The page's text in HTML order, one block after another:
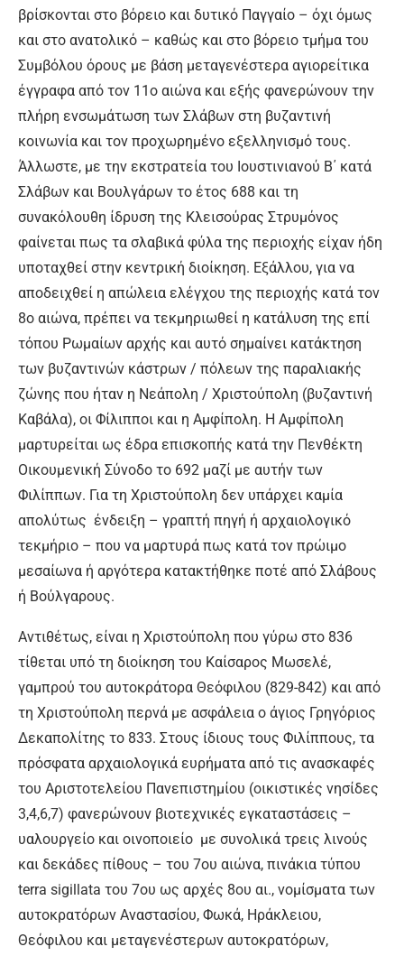
βρίσκονται στο βόρειο και δυτικό Παγγαίο – όχι όμως
και στο ανατολικό – καθώς και στο βόρειο τμήμα του
Συμβόλου όρους με βάση μεταγενέστερα αγιορείτικα
έγγραφα από τον 11ο αιώνα και εξής φανερώνουν την
πλήρη ενσωμάτωση των Σλάβων στη βυζαντινή
κοινωνία και τον προχωρημένο εξελληνισμό τους.
Άλλωστε, με την εκστρατεία του Ιουστινιανού Β΄ κατά
Σλάβων και Βουλγάρων το έτος 688 και τη
συνακόλουθη ίδρυση της Κλεισούρας Στρυμόνος
φαίνεται πως τα σλαβικά φύλα της περιοχής είχαν ήδη
υποταχθεί στην κεντρική διοίκηση. Εξάλλου, για να
αποδειχθεί η απώλεια ελέγχου της περιοχής κατά τον
8ο αιώνα, πρέπει να τεκμηριωθεί η κατάλυση της επί
τόπου Ρωμαίων αρχής και αυτό σημαίνει κατάκτηση
των βυζαντινών κάστρων / πόλεων της παραλιακής
ζώνης που ήταν η Νεάπολη / Χριστούπολη (βυζαντινή
Καβάλα), οι Φίλιπποι και η Αμφίπολη. Η Αμφίπολη
μαρτυρείται ως έδρα επισκοπής κατά την Πενθέκτη
Οικουμενική Σύνοδο το 692 μαζί με αυτήν των
Φιλίππων. Για τη Χριστούπολη δεν υπάρχει καμία
απολύτως ένδειξη – γραπτή πηγή ή αρχαιολογικό
τεκμήριο – που να μαρτυρά πως κατά τον πρώιμο
μεσαίωνα ή αργότερα κατακτήθηκε ποτέ από Σλάβους
ή Βούλγαρους.
Αντιθέτως, είναι η Χριστούπολη που γύρω στο 836
τίθεται υπό τη διοίκηση του Καίσαρος Μωσελέ,
γαμπρού του αυτοκράτορα Θεόφιλου (829-842) και από
τη Χριστούπολη περνά με ασφάλεια ο άγιος Γρηγόριος
Δεκαπολίτης το 833. Στους ίδιους τους Φιλίππους, τα
πρόσφατα αρχαιολογικά ευρήματα από τις ανασκαφές
του Αριστοτελείου Πανεπιστημίου (οικιστικές νησίδες
3,4,6,7) φανερώνουν βιοτεχνικές εγκαταστάσεις –
υαλουργείο και οινοποιείο με συνολικά τρεις λινούς
και δεκάδες πίθους – του 7ου αιώνα, πινάκια τύπου
terra sigillata του 7ου ως αρχές 8ου αι., νομίσματα των
αυτοκρατόρων Αναστασίου, Φωκά, Ηράκλειου,
Θεόφιλου και μεταγενέστερων αυτοκρατόρων,